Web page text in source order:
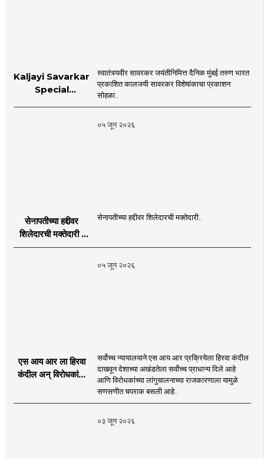
Kaljayi Savarkar
Special
स्वातंत्र्यवीर सावरकर जयंतीनिमित्त दैनिक मुंबई तरुण भारत
प्रकाशित कालजयी सावरकर विशेषांकाचा प्रकाशन
सोहळा..
०५ जून २०२६
सेनापतीच्या हद्दीवर
शिलेदारची मक्तेदारी |
Sahyadri Tiger
सेनापतीच्या हद्दीवर शिलेदारची मक्तेदारी..
०५ जून २०२६
एस आय आर ला हिरवा
कंदील अन् विरोधकांना
सर्वोच्च न्यायालयाने एस आय आर प्रक्रियेला हिरवा कंदील
दाखवून देशाच्या अखंडतेला सर्वोच्च प्राधान्य दिले आहे
आणि विरोधकांच्या लांगुचालनाच्या राजकारणाला यामुळे
सणसणीत चपराक बसली आहे..
०३ जून २०२६